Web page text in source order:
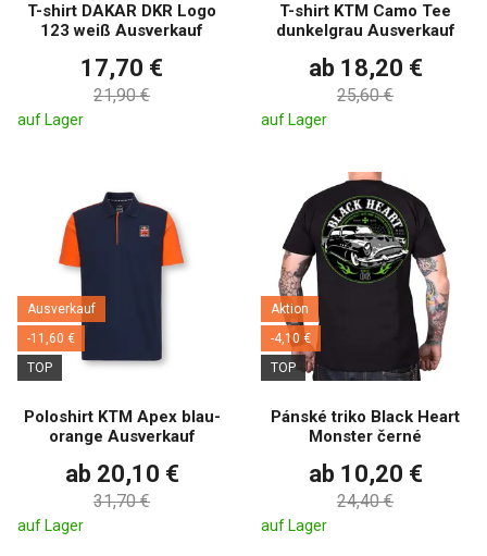
T-shirt DAKAR DKR Logo
123 weiß Ausverkauf
17,70 €
21,90 €
auf Lager
T-shirt KTM Camo Tee
dunkelgrau Ausverkauf
ab 18,20 €
25,60 €
auf Lager
Ausverkauf
-11,60 €
TOP
Poloshirt KTM Apex blau-
orange Ausverkauf
ab 20,10 €
31,70 €
auf Lager
Aktion
-4,10 €
TOP
Pánské triko Black Heart
Monster černé
ab 10,20 €
24,40 €
auf Lager